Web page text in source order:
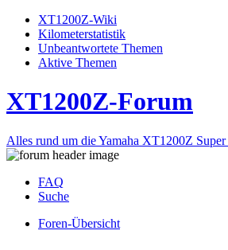
XT1200Z-Wiki
Kilometerstatistik
Unbeantwortete Themen
Aktive Themen
XT1200Z-Forum
Alles rund um die Yamaha XT1200Z Super
FAQ
Suche
Foren-Übersicht